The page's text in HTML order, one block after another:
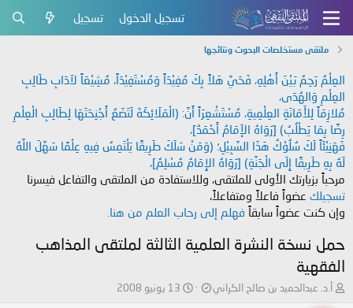
تسجيل الدخول تسجيل
ملتقى مستخلصات البحوث ونتائجها
العِلْمُ رَحِمٌ بَيْنَ أَهْلِهِ، فَحَيَّ هَلاً بِكَ مُفِيْدَاً وَمُسْتَفِيْدَاً، مُشِيْعَاً لآدَابِ طَالِبِ
العِلْمِ وَالهُدَى،
مُلازِمَاً لِلأَمَانَةِ العِلْمِيةِ، مُسْتَشْعِرَاً أَنَّ: (الْمَلَائِكَةَ لَتَضَعُ أَجْنِحَتَهَا لِطَالِبِ الْعِلْمِ
رِضًا بِمَا يَطْلُبُ) [رَوَاهُ الإَمَامُ أَحْمَدُ]،
فَهَنِيْئَاً لَكَ سُلُوْكُ هَذَا السَّبِيْلِ؛ (وَمَنْ سَلَكَ طَرِيقًا يَلْتَمِسُ فِيهِ عِلْمًا سَهَّلَ اللَّهُ
لَهُ بِهِ طَرِيقًا إِلَى الْجَنَّةِ) [رَوَاهُ الإِمَامُ مُسْلِمٌ]،
مرحباً بزيارتك الأولى للملتقى، وللاستفادة من الملتقى والتفاعل فيسرنا
تسجيلك عضواً فاعلاً ومتفاعلاً،
وإن كنت عضواً سابقاً فهلم إلى رحاب العلم من هنا.
حمل نسخة النشرة العلمية الثالثة لملتقى المذاهب
الفقهية
بأ.د. عبدالحميد بن صالح الكراني
ت13 يونيو 2008